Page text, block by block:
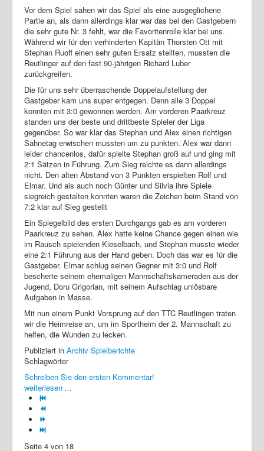
Vor dem Spiel sahen wir das Spiel als eine ausgeglichene
Partie an, als dann allerdings klar war das bei den Gastgebern
die sehr gute Nr. 3 fehlt, war die Favoritenrolle klar bei uns.
Während wir für den verhinderten Kapitän Thorsten Ott mit
Stephan Ruoff einen sehr guten Ersatz stellten, mussten die
Reutlinger auf den fast 90-jährigen Richard Luber
zurückgreifen.
Die für uns sehr überraschende Doppelaufstellung der
Gastgeber kam uns super entgegen. Denn alle 3 Doppel
konnten mit 3:0 gewonnen werden. Am vorderen Paarkreuz
standen uns der beste und drittbeste Spieler der Liga
gegenüber. So war klar das Stephan und Alex einen richtigen
Sahnetag erwischen mussten um zu punkten. Alex war dann
leider chancenlos, dafür spielte Stephan groß auf und ging mit
2:1 Sätzen in Führung. Zum Sieg reichte es dann allerdings
nicht. Den alten Abstand von 3 Punkten erspielten Rolf und
Elmar. Und als auch noch Günter und Silvia ihre Spiele
siegreich gestalten konnten waren die Zeichen beim Stand von
7:2 klar auf Sieg gestellt
Ein Spiegelbild des ersten Durchgangs gab es am vorderen
Paarkreuz zu sehen. Alex hatte keine Chance gegen einen wie
im Rausch spielenden Kieselbach, und Stephan musste wieder
eine 2:1 Führung aus der Hand geben. Doch das war es für die
Gastgeber. Elmar schlug seinen Gegner mit 3:0 und Rolf
bescherte seinem ehemaligen Mannschaftskameraden aus der
Jugend, Doru Grigorian, mit seinem Aufschlag unlösbare
Aufgaben in Masse.
Mit nun einem Punkt Vorsprung auf den TTC Reutlingen traten
wir die Heimreise an, um im Sportheim der 2. Mannschaft zu
helfen, die Wunden zu lecken.
Publiziert in Archiv Spielberichte
Schlagwörter
Schreiben Sie den ersten Kommentar!
weiterlesen ...
Seite 4 von 18